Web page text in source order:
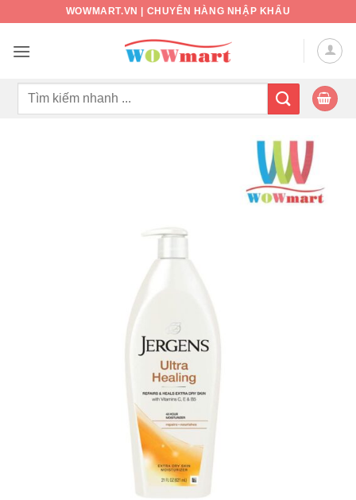
nội
WOWMART.VN | CHUYÊN HÀNG NHẬP KHẨU
Tìm